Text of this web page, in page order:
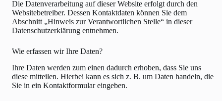
Die Datenverarbeitung auf dieser Website erfolgt durch den
Websitebetreiber. Dessen Kontaktdaten können Sie dem
Abschnitt „Hinweis zur Verantwortlichen Stelle“ in dieser
Datenschutzerklärung entnehmen.
Wie erfassen wir Ihre Daten?
Ihre Daten werden zum einen dadurch erhoben, dass Sie uns
diese mitteilen. Hierbei kann es sich z. B. um Daten handeln, die
Sie in ein Kontaktformular eingeben.